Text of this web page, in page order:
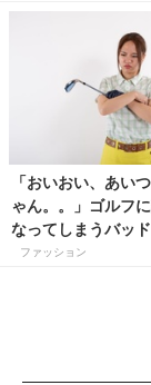
「おいおい、あい
ゃん。。」ゴルフ
なってしまうバッ
ンとは
ファッション